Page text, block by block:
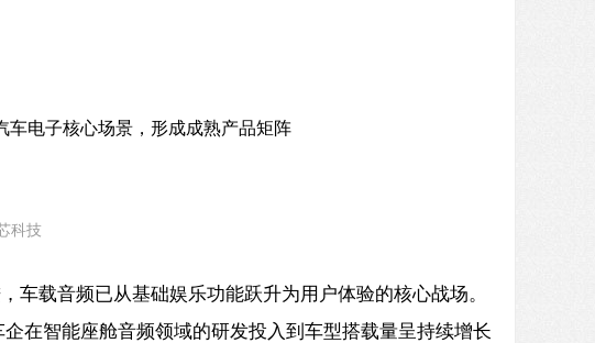
科技
车载音频已从基础娱乐功能跃升为用户体验的核心战场。
在智能座舱音频领域的研发投入到车型搭载量呈持续增长